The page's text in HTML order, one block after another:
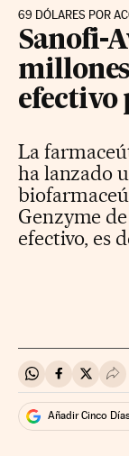
69 DÓLARES POR
Sanofi-
efectivo
La
ha lanzado
Genzyme
efectivo, es
Compartir en
Compartir
Añadir Cinco